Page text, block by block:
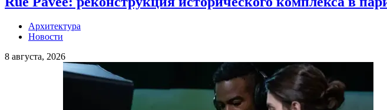
Архитектура
Новости
8 августа, 2026